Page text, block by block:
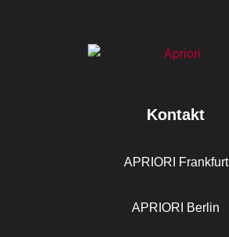
Kontakt
APRIORI Frankfurt
APRIORI Berlin